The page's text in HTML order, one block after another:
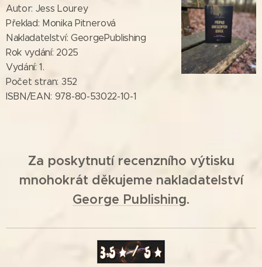
Autor: Jess Lourey
Překlad: Monika Pitnerová
Nakladatelství: GeorgePublishing
Rok vydání: 2025
Vydání: 1.
Počet stran: 352
ISBN/EAN: 978-80-53022-10-1
Za poskytnutí recenzního výtisku
mnohokrát děkujeme nakladatelství
George Publishing.